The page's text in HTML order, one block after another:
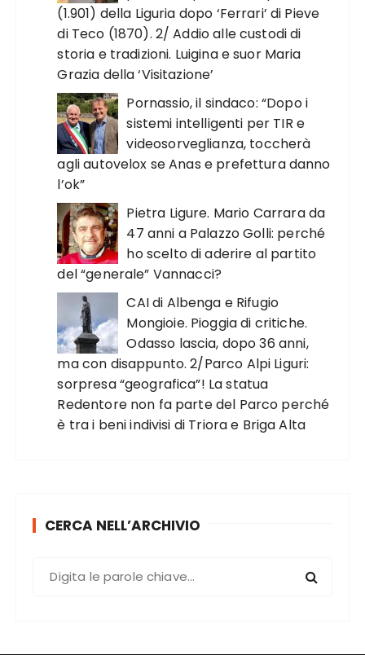
(1.901) della Liguria dopo ‘Ferrari’ di Pieve
di Teco (1870). 2/ Addio alle custodi di
storia e tradizioni. Luigina e suor Maria
Grazia della ‘Visitazione’
Pornassio, il sindaco: “Dopo i
sistemi intelligenti per TIR e
videosorveglianza, toccherà
agli autovelox se Anas e prefettura danno
l’ok”
Pietra Ligure. Mario Carrara da
47 anni a Palazzo Golli: perché
ho scelto di aderire al partito
del “generale” Vannacci?
CAI di Albenga e Rifugio
Mongioie. Pioggia di critiche.
Odasso lascia, dopo 36 anni,
ma con disappunto. 2/Parco Alpi Liguri:
sorpresa “geografica”! La statua
Redentore non fa parte del Parco perché
è tra i beni indivisi di Triora e Briga Alta
CERCA NELL’ARCHIVIO